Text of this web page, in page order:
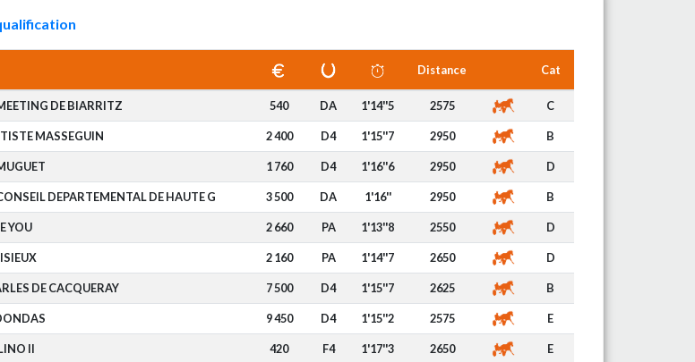
Distance Cat
DE BIARRITZ 540 DA 1'14''5 2575 C
MASSEGUIN 2 400 D4 1'15''7 2950 B
1 760 D4 1'16''6 2950 D
DEPARTEMENTAL DE HAUTE G 3 500 DA 1'16'' 2950 B
YOU 2 660 PA 1'13''8 2550 D
2 160 PA 1'14''7 2650 D
DE CACQUERAY 7 500 D4 1'15''7 2625 B
9 450 D4 1'15''2 2575 E
II 420 F4 1'17''3 2650 E